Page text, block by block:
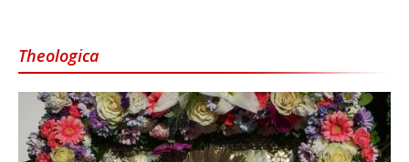
Theologica